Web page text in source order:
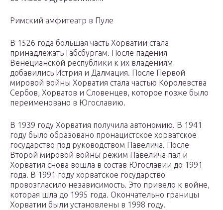
Римский амфитеатр в Пуле
В 1526 года большая часть Хорватии стала
принадлежать Габсбургам. После падения
Венецианской республики к их владениям
добавились Истрия и Далмация. После Первой
мировой войны Хорватия стала частью Королевства
Сербов, Хорватов и Словенцев, которое позже было
переименовано в Югославию.
В 1939 году Хорватия получила автономию. В 1941
году было образовано пронацистское хорватское
государство под руководством Павелича. После
Второй мировой войны режим Павелича пал и
Хорватия снова вошла в состав Югославии до 1991
года. В 1991 году хорватское государство
провозгласило независимость. Это привело к войне,
которая шла до 1995 года. Окончательно границы
Хорватии были установлены в 1998 году.